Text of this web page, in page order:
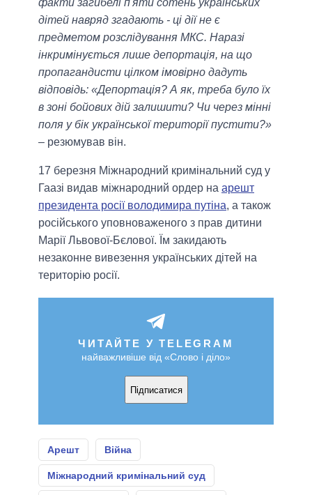
факти загибелі п'яти сотень українських
дітей навряд згадають - ці дії не є
предметом розслідування МКС. Наразі
інкримінується лише депортація, на що
пропагандисти цілком імовірно дадуть
відповідь: «Депортація? А як, треба було їх
в зоні бойових дій залишити? Чи через мінні
поля у бік української території пустити?»
– резюмував він.
17 березня Міжнародний кримінальний суд у
Гаазі видав міжнародний ордер на арешт
президента росії володимира путіна, а також
російського уповноваженого з прав дитини
Марії Львової-Бєлової. Їм закидають
незаконне вивезення українських дітей на
територію росії.
ЧИТАЙТЕ У TELEGRAM
найважливіше від «Слово і діло»
Підписатися
Арешт Війна
Міжнародний кримінальний суд